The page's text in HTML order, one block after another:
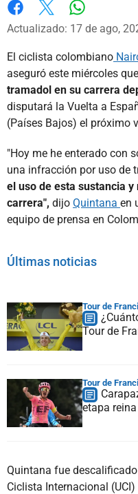
Facebook
X
Actualizado: 17 de ago,
El ciclista colombiano
aseguró este miércoles que
tramadol en su carrera
disputará la Vuelta a
(Países Bajos) el próximo
"Hoy me he enterado con
una infracción por uso de
el uso de esta sustancia
carrera", dijo Quintana en
equipo de prensa en
Últimas noticias
Tour de
Tour de
Tour de
etapa
Quintana fue
Ciclista Internacional